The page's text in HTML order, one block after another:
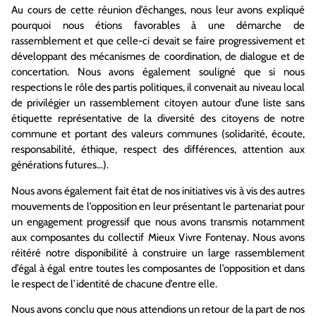
Au cours de cette réunion d’échanges, nous leur avons expliqué
pourquoi nous étions favorables à une démarche de
rassemblement et que celle-ci devait se faire progressivement et
développant des mécanismes de coordination, de dialogue et de
concertation. Nous avons également souligné que si nous
respections le rôle des partis politiques, il convenait au niveau local
de privilégier un rassemblement citoyen autour d’une liste sans
étiquette représentative de la diversité des citoyens de notre
commune et portant des valeurs communes (solidarité, écoute,
responsabilité, éthique, respect des différences, attention aux
générations futures…).
Nous avons également fait état de nos initiatives vis à vis des autres
mouvements de l’opposition en leur présentant le partenariat pour
un engagement progressif que nous avons transmis notamment
aux composantes du collectif Mieux Vivre Fontenay. Nous avons
réitéré notre disponibilité à construire un large rassemblement
d’égal à égal entre toutes les composantes de l’opposition et dans
le respect de l’identité de chacune d’entre elle.
Nous avons conclu que nous attendions un retour de la part de nos